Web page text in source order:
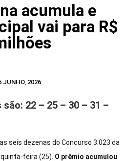
acumula e
vai para R$
JUNHO, 2026
22 – 25 – 30 – 31 –
seis dezenas do Concurso 3.023 da
feira (25). O prêmio acumulou